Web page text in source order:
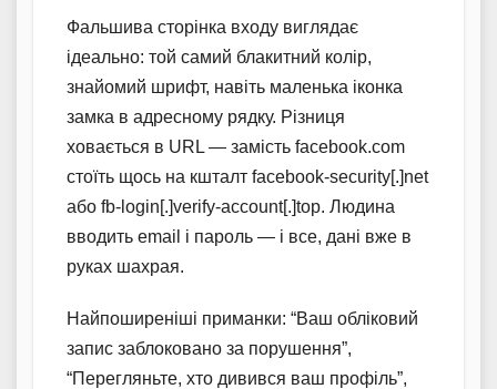
Фальшива сторінка входу виглядає
ідеально: той самий блакитний колір,
знайомий шрифт, навіть маленька іконка
замка в адресному рядку. Різниця
ховається в URL — замість facebook.com
стоїть щось на кшталт facebоok-security[.]net
або fb-login[.]verify-account[.]top. Людина
вводить email і пароль — і все, дані вже в
руках шахрая.
Найпоширеніші приманки: “Ваш обліковий
запис заблоковано за порушення”,
“Перегляньте, хто дивився ваш профіль”,